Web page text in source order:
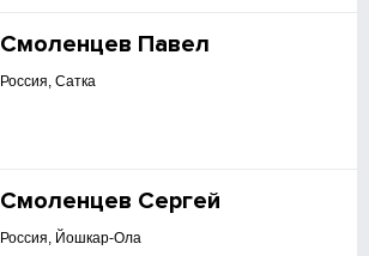
Смоленцев Павел
Россия, Сатка
Смоленцев Сергей
Россия, Йошкар-Ола